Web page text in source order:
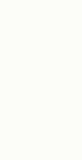
Animaux
vaccination,
Cet
leur site
Camping le